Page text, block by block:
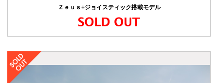
Ｚｅｕｓ+ジョイスティック搭載モデル